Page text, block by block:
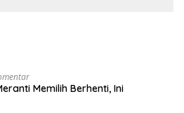
Memilih Berhenti, Ini